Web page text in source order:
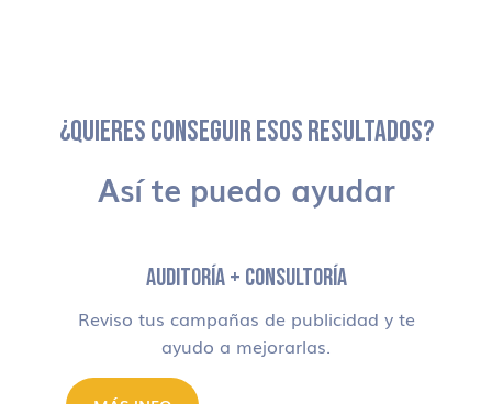
¿QUIERES CONSEGUIR ESOS RESULTADOS?
Así te puedo ayudar
AUDITORÍA + CONSULTORÍA
Reviso tus campañas de publicidad y te
ayudo a mejorarlas.